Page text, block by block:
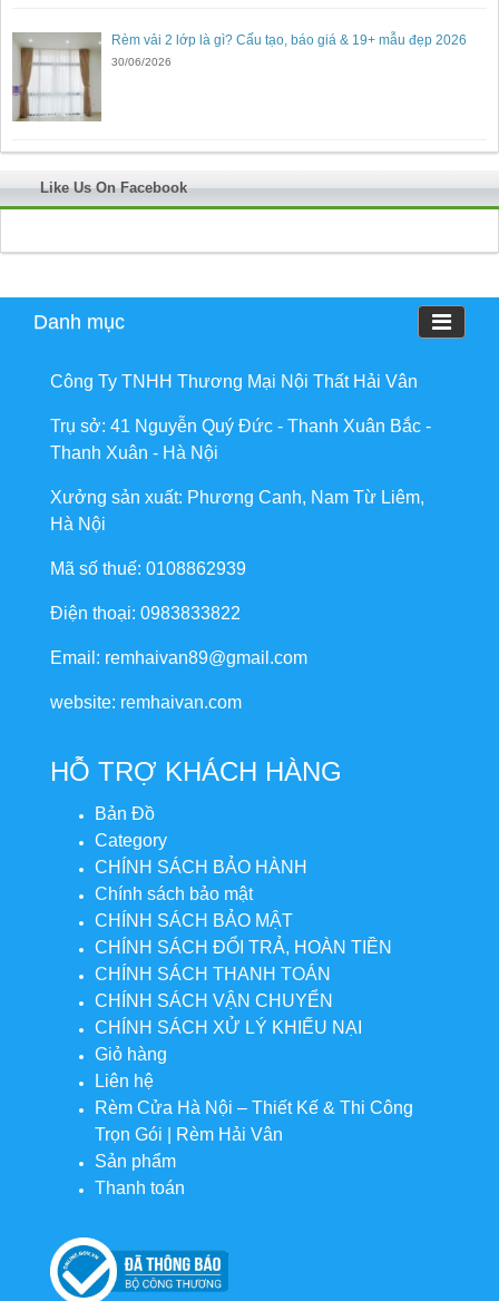
Rèm vải 2 lớp là gì? Cấu tạo, báo giá & 19+ mẫu đẹp 2026
30/06/2026
Like Us On Facebook
Danh mục
Công Ty TNHH Thương Mại Nội Thất Hải Vân
Trụ sở: 41 Nguyễn Quý Đức - Thanh Xuân Bắc -
Thanh Xuân - Hà Nội
Xưởng sản xuất: Phương Canh, Nam Từ Liêm,
Hà Nội
Mã số thuế: 0108862939
Điện thoại: 0983833822
Email: remhaivan89@gmail.com
website: remhaivan.com
HỖ TRỢ KHÁCH HÀNG
Bản Đồ
Category
CHÍNH SÁCH BẢO HÀNH
Chính sách bảo mật
CHÍNH SÁCH BẢO MẬT
CHÍNH SÁCH ĐỔI TRẢ, HOÀN TIỀN
CHÍNH SÁCH THANH TOÁN
CHÍNH SÁCH VẬN CHUYỂN
CHÍNH SÁCH XỬ LÝ KHIẾU NẠI
Giỏ hàng
Liên hệ
Rèm Cửa Hà Nội – Thiết Kế & Thi Công
Trọn Gói | Rèm Hải Vân
Sản phẩm
Thanh toán